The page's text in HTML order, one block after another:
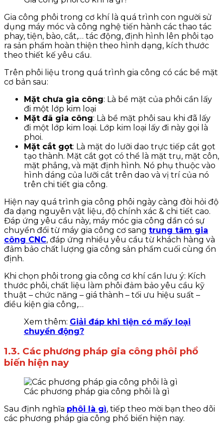
Gia công phôi trong cơ khí là quá trình con người sử
dụng máy móc và công nghệ tiến hành các thao tác
phay, tiện, bào, cắt,… tác động, định hình lên phôi tạo
ra sản phẩm hoàn thiện theo hình dạng, kích thước
theo thiết kế yêu cầu.
Trên phôi liệu trong quá trình gia công có các bề mặt
cơ bản sau:
Mặt chưa gia công: Là bề mặt của phôi cần lấy
đi một lớp kim loại
Mặt đã gia công: Là bề mặt phôi sau khi đã lấy
đi một lớp kim loại. Lớp kim loại lấy đi này gọi là
phoi.
Mặt cắt gọt: Là mặt do lưỡi dao trực tiếp cắt gọt
tạo thành. Mặt cắt gọt có thể là mặt trụ, mặt côn,
mặt phẳng, và mặt định hình. Nó phụ thuộc vào
hình dáng của lưỡi cắt trên dao và vị trí của nó
trên chi tiết gia công.
Hiện nay quá trình gia công phôi ngày càng đòi hỏi độ
đa dạng nguyên vật liệu, độ chính xác & chi tiết cao.
Đáp ứng yêu cầu này, máy móc gia công dần có sự
chuyển đổi từ máy gia công cơ sang trung tâm gia
công CNC, đáp ứng nhiều yêu cầu từ khách hàng và
đảm bảo chất lượng gia công sản phẩm cuối cùng ổn
định.
Khi chọn phôi trong gia công cơ khí cần lưu ý: Kích
thước phôi, chất liệu làm phôi đảm bảo yêu cầu kỹ
thuật – chức năng – giá thành – tối ưu hiệu suất –
điều kiện gia công,…
Xem thêm: Giải đáp khi tiện có mấy loại
chuyển động?
1.3. Các phương pháp gia công phôi phổ
biến hiện nay
Các phương pháp gia công phôi là gì
Sau định nghĩa phôi là gì, tiếp theo mời bạn theo dõi
các phương pháp gia công phổ biến hiện nay.